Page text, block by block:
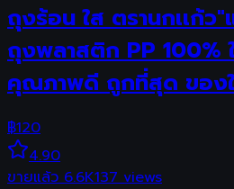
ถุงร้อน ใส ตรานกเเก้ว
ถุงพลาสติก PP 100%
คุณภาพดี ถูกที่สุด ของใ
฿120
4.90
ขายแล้ว 6.6K137 views